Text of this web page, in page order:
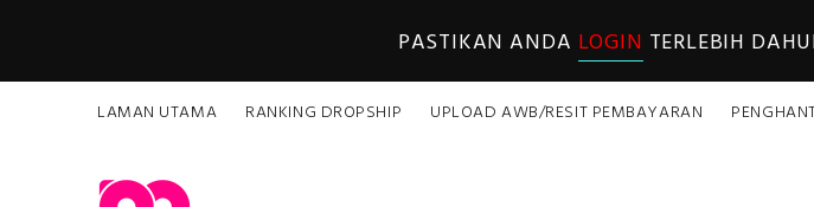
PASTIKAN ANDA LOGIN TERLEBIH
LAMAN UTAMA RANKING DROPSHIP UPLOAD AWB/RESIT PEMBAYARAN